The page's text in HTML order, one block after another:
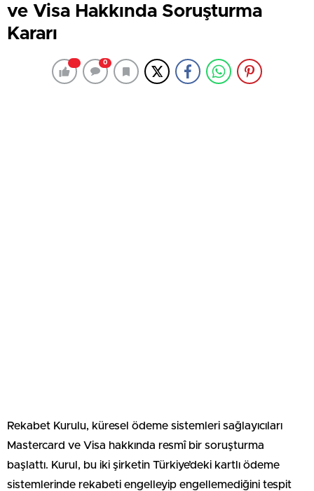
ve Visa Hakkında Soruşturma
Kararı
0
Rekabet Kurulu, küresel ödeme sistemleri sağlayıcıları
Mastercard ve Visa hakkında resmî bir soruşturma
başlattı. Kurul, bu iki şirketin Türkiye’deki kartlı ödeme
sistemlerinde rekabeti engelleyip engellemediğini tespit